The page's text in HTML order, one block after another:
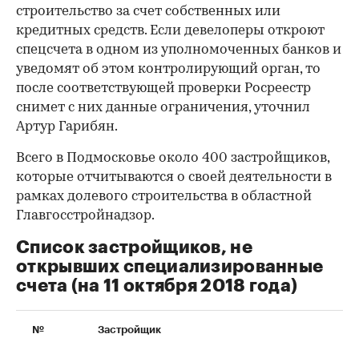
строительство за счет собственных или
кредитных средств. Если девелоперы откроют
спецсчета в одном из уполномоченных банков и
уведомят об этом контролирующий орган, то
после соответствующей проверки Росреестр
снимет с них данные ограничения, уточнил
Артур Гарибян.
Всего в Подмосковье около 400 застройщиков,
которые отчитываются о своей деятельности в
рамках долевого строительства в областной
Главгосстройнадзор.
Список застройщиков, не
открывших специализированные
счета (на 11 октября 2018 года)
№ Застройщик